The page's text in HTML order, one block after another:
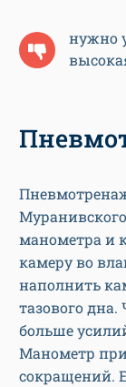
нужно
манометра и
камеру во
наполнить
тазового
больше
Манометр при
сокращений.